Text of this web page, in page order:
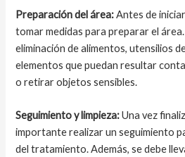
Preparación del área:Antes de
tomar medidas para preparar el
eliminación de alimentos, utensilios
elementos que puedan resultar
o retirar objetos sensibles.
Seguimiento y limpieza:Una vez
importante realizar un seguimiento
del tratamiento. Además, se debe